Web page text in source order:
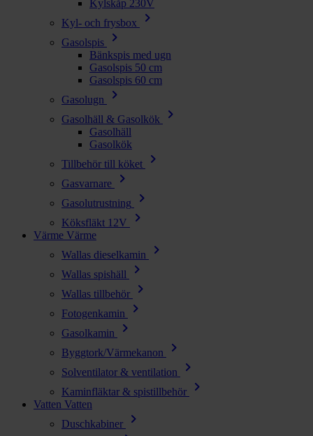
Kylskåp 230V
Kyl- och frysbox
chevron_right
Gasolspis chevron_right
Bänkspis med ugn
Gasolspis 50 cm
Gasolspis 60 cm
Gasolugn
chevron_right
Gasolhäll & Gasolkök chevron_right
Gasolhäll
Gasolkök
Tillbehör till köket
chevron_right
Gasvarnare chevron_right
Gasolutrustning chevron_right
Köksfläkt 12V chevron_right
Värme Värme
Wallas dieselkamin
chevron_right
Wallas spishäll chevron_right
Wallas tillbehör chevron_right
Fotogenkamin chevron_right
Gasolkamin chevron_right
Byggtork/Värmekanon chevron_right
Solventilator & ventilation chevron_right
Kaminfläktar & spistillbehör chevron_right
Vatten Vatten
Duschkabiner
chevron_right